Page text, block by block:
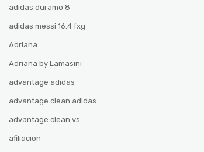
adidas duramo 8
adidas messi 16.4 fxg
Adriana
Adriana by Lamasini
advantage adidas
advantage clean adidas
advantage clean vs
afiliacion